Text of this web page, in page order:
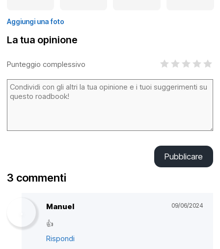
Aggiungi una foto
La tua opinione
Punteggio complessivo
Pubblicare
3 commenti
Manuel 09/06/2024
👍
Rispondi